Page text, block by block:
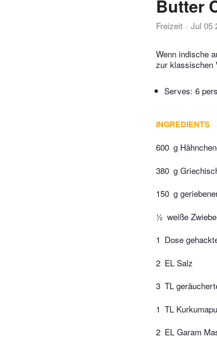
Butter
Freizeit Jul 05
Wenn indische
zur klassischen
Serves: 6
INGREDIENTS
600 g
380 g
150 g
½ weiße
1 Dose
2 EL Salz
3 TL
1 TL
2 EL Garam